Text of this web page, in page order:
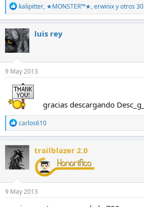
R
e
a
c
c
i
o
n
e
s
:
kalipitter, ★MONSTER™★,erwinixy otros 30
luis rey
9 May 2013
gracias descargando Desc_g_
R
e
a
c
c
i
o
n
s
carlos610
trailblazer 2.0
9 May 2013